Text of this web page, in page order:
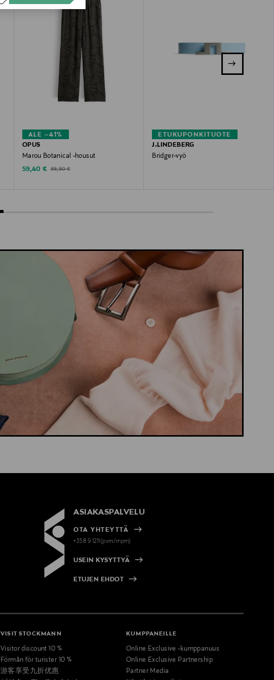
ALE –41%
OPUS
Marou Botanical -housut
Discounted Price
59,40 € Original Price
99,90 €
ETUKUPONKITUOTE
J.LINDEBERG
Bridger-vyö
ASIAKASPALVELU
OTA YHTEYTTÄ
+358 9 1211(pvm/mpm)
USEIN KYSYTTYÄ
ETUJEN EHDOT
VISIT STOCKMANN
Visitor discount 10 %
Förmån för turister 10 %
游客享受九折优惠
KUMPPANEILLE
Online Exclusive -kumppanuus
Online Exclusive Partnership
Partner Media